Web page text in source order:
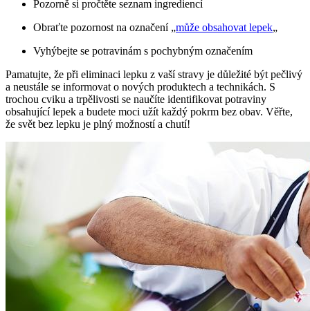
Pozorně si pročtěte seznam ingrediencí
Obraťte pozornost na označení „může obsahovat lepek„
Vyhýbejte se potravinám s pochybným označením
Pamatujte, že při eliminaci lepku z vaší stravy je důležité být pečlivý
a neustále se informovat o nových produktech a technikách. S
trochou cviku a trpělivosti se naučíte identifikovat potraviny
obsahující lepek a budete moci užít každý pokrm bez obav. Věřte,
že svět bez lepku je plný možností a chutí!